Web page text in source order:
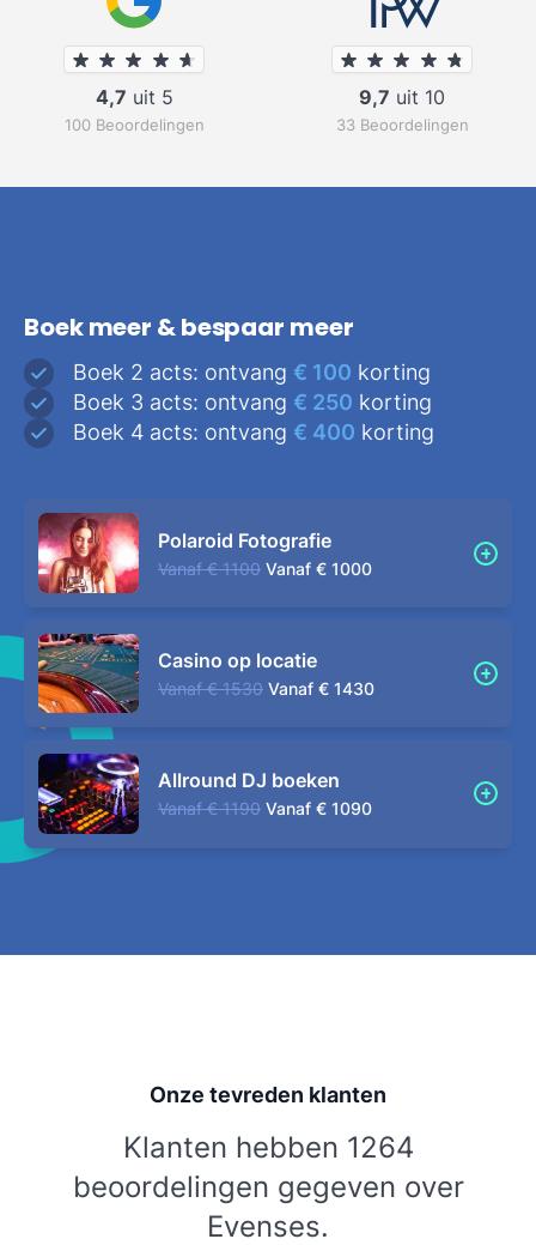
4,7 uit 5
100 Beoordelingen
9,7 uit 10
33 Beoordelingen
Boek meer & bespaar meer
Boek 2 acts: ontvang € 100 korting
Boek 3 acts: ontvang € 250 korting
Boek 4 acts: ontvang € 400 korting
Polaroid Fotografie
Vanaf € 1100 Vanaf € 1000
Casino op locatie
Vanaf € 1530 Vanaf € 1430
Allround DJ boeken
Vanaf € 1190 Vanaf € 1090
Onze tevreden klanten
Klanten hebben 1264
beoordelingen gegeven over
Evenses.